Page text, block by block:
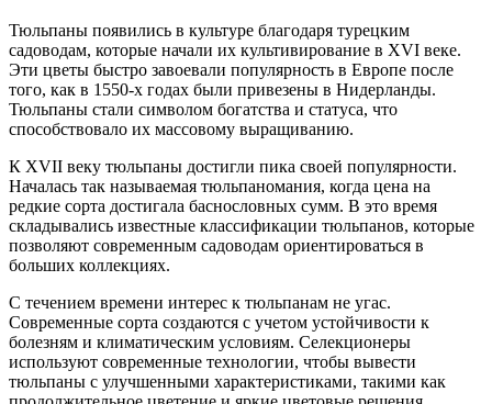
Тюльпаны появились в культуре благодаря турецким
садоводам, которые начали их культивирование в XVI веке.
Эти цветы быстро завоевали популярность в Европе после
того, как в 1550-х годах были привезены в Нидерланды.
Тюльпаны стали символом богатства и статуса, что
способствовало их массовому выращиванию.
К XVII веку тюльпаны достигли пика своей популярности.
Началась так называемая тюльпаномания, когда цена на
редкие сорта достигала баснословных сумм. В это время
складывались известные классификации тюльпанов, которые
позволяют современным садоводам ориентироваться в
больших коллекциях.
С течением времени интерес к тюльпанам не угас.
Современные сорта создаются с учетом устойчивости к
болезням и климатическим условиям. Селекционеры
используют современные технологии, чтобы вывести
тюльпаны с улучшенными характеристиками, такими как